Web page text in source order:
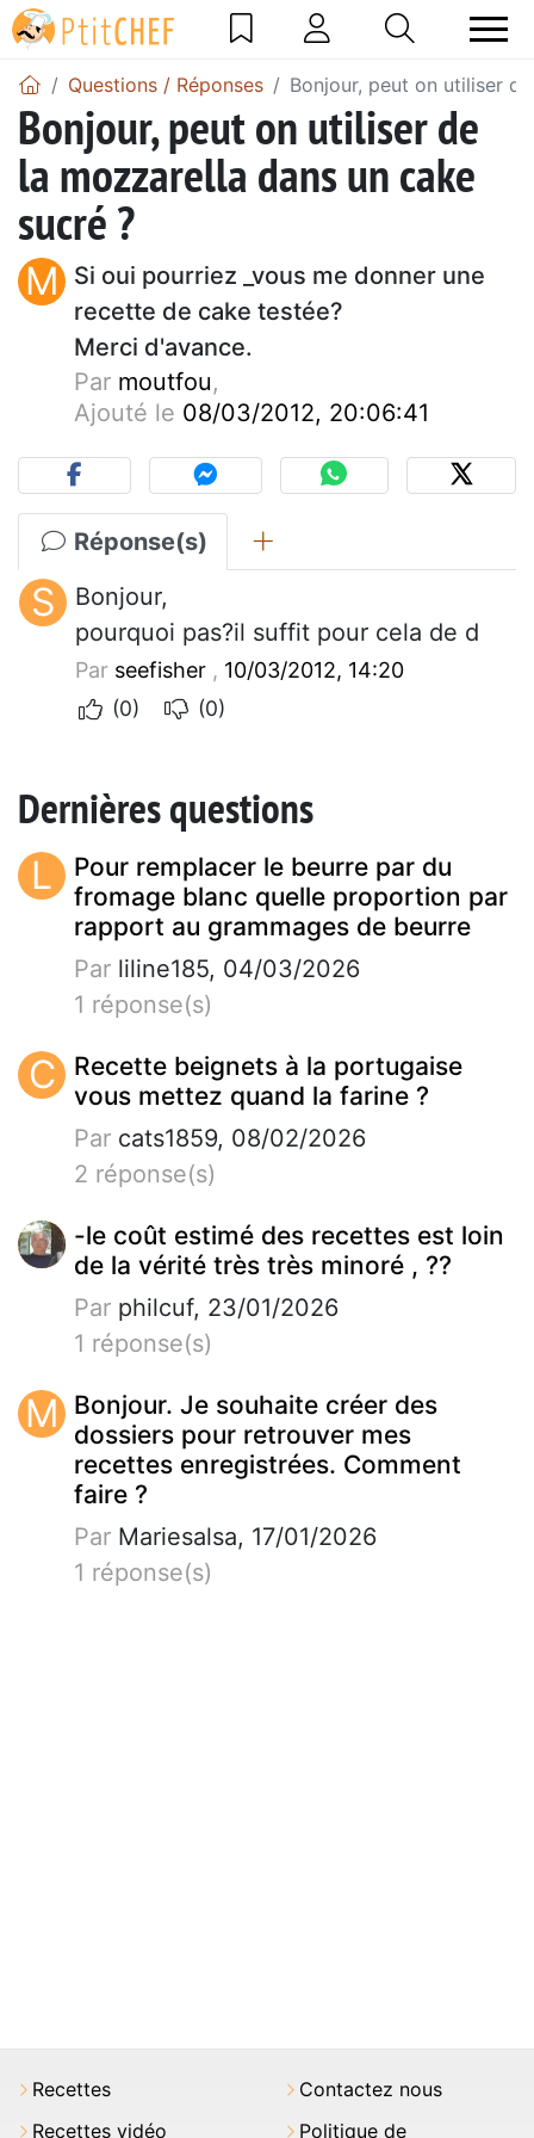
Questions / Réponses Bonjour, peut on utiliser
Bonjour, peut on utiliser de
la mozzarella dans un cake
sucré ?
M Si oui pourriez _vous me donner une
recette de cake testée?
Merci d'avance.
Par moutfou,
Ajouté le 08/03/2012, 20:06:41
Réponse(s)
S
Bonjour,
pourquoi pas?il suffit pour cela de d
Par seefisher , 10/03/2012, 14:20
(0)
(0)
Dernières questions
L
Pour remplacer le beurre par du
fromage blanc quelle proportion par
rapport au grammages de beurre
Par liline185, 04/03/2026
1 réponse(s)
C
Recette beignets à la portugaise
vous mettez quand la farine ?
Par cats1859, 08/02/2026
2 réponse(s)
-le coût estimé des recettes est loin
de la vérité très très minoré , ??
Par philcuf, 23/01/2026
1 réponse(s)
M Bonjour. Je souhaite créer des
dossiers pour retrouver mes
recettes enregistrées. Comment
faire ?
Par Mariesalsa, 17/01/2026
1 réponse(s)
Recettes
Recettes vidéo
Contactez nous
Politique de